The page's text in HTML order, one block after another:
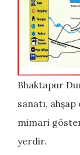
Bhaktapur
sanatı, ahşap
mimari
yerdir.